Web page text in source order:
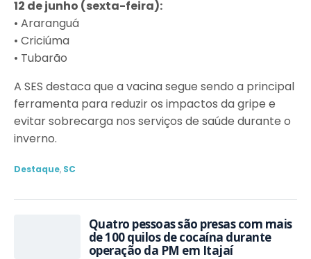
12 de junho (sexta-feira):
• Araranguá
• Criciúma
• Tubarão
A SES destaca que a vacina segue sendo a principal
ferramenta para reduzir os impactos da gripe e
evitar sobrecarga nos serviços de saúde durante o
inverno.
Destaque, SC
Quatro pessoas são presas com mais
de 100 quilos de cocaína durante
operação da PM em Itajaí